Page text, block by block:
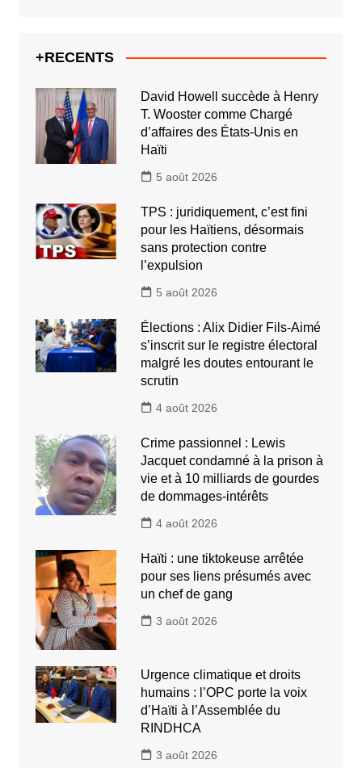
+RECENTS
David Howell succède à Henry
T. Wooster comme Chargé
d’affaires des États-Unis en
Haïti
5 août 2026
TPS : juridiquement, c’est fini
pour les Haïtiens, désormais
sans protection contre
l’expulsion
5 août 2026
Élections : Alix Didier Fils-Aimé
s’inscrit sur le registre électoral
malgré les doutes entourant le
scrutin
4 août 2026
Crime passionnel : Lewis
Jacquet condamné à la prison à
vie et à 10 milliards de gourdes
de dommages-intérêts
4 août 2026
Haïti : une tiktokeuse arrêtée
pour ses liens présumés avec
un chef de gang
3 août 2026
Urgence climatique et droits
humains : l’OPC porte la voix
d’Haïti à l’Assemblée du
RINDHCA
3 août 2026